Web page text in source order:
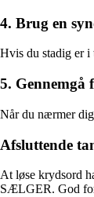
4. Brug en
Hvis du stadig er i
5. Gennemgå
Når du nærmer
Afsluttende
At løse krydsord
SÆLGER. God